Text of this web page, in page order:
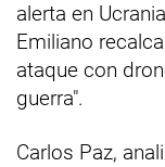
alerta en
Emiliano
ataque con
guerra".
Carlos Paz,